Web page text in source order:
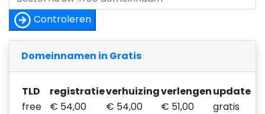
Controleren
Domeinnamen in Gratis
TLD registratieverhuizingverlengenupdate
free
€ 54,00 € 54,00 € 51,00
gratis